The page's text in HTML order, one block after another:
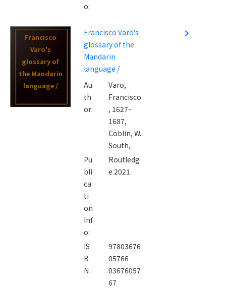
o:
Francisco
Varo's
glossary of
the Mandarin
language /
Francisco Varo's
glossary of the
Mandarin
language /
Au
th
or:
Varo,
Francisco
, 1627-
1687,
Coblin, W.
South,
Pu
bli
ca
ti
on
Inf
o:
Routledg
e 2021
IS
B
N :
97803676
05766
03676057
67
navigate_next